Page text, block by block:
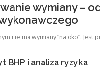
wymiany –
nie ma wymiany “na oko”. Jest
BHP i analiza ryzyka